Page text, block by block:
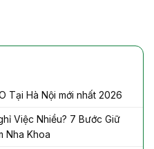
Tại Hà Nội mới nhất 2026
Việc Nhiều? 7 Bước Giữ
Nha Khoa